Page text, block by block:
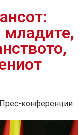
младите,
Прес-конференции